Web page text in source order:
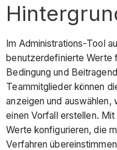
Im Administrations-Tool
benutzerdefinierte Werte
Bedingung und
Teammitglieder können
anzeigen und auswählen,
einen Vorfall erstellen.
Werte konfigurieren, die
Verfahren